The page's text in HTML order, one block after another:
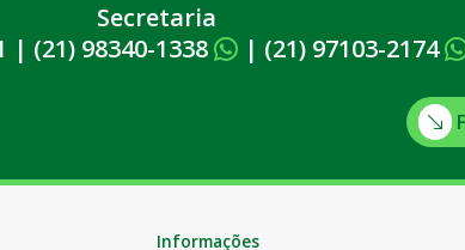
Secretaria
| (21) 98340-1338 | (21) 97103-2174
Informações